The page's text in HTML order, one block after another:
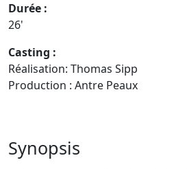
Durée :
26'
Casting :
Réalisation: Thomas Sipp
Production : Antre Peaux
Synopsis